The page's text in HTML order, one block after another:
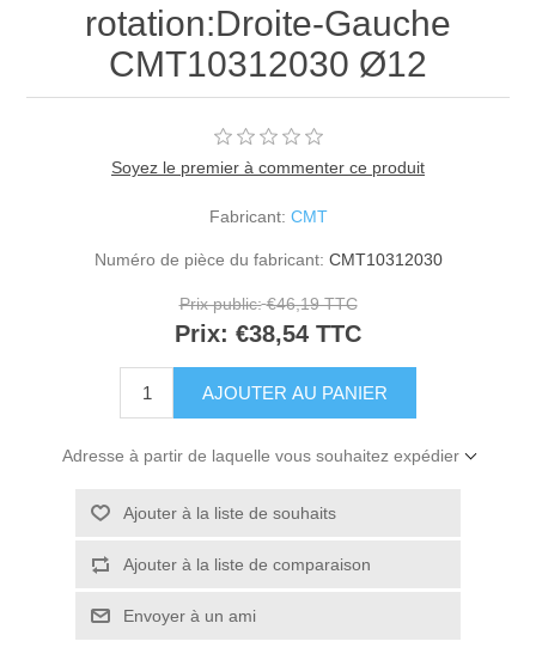
rotation:Droite-Gauche
CMT10312030 Ø12
Soyez le premier à commenter ce produit
Fabricant: CMT
Numéro de pièce du fabricant: CMT10312030
Prix public: €46,19 TTC
Prix: €38,54 TTC
Adresse à partir de laquelle vous souhaitez expédier